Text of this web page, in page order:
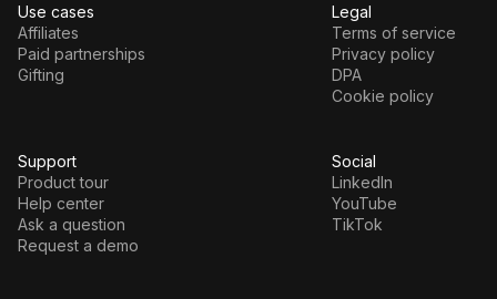
Use cases
Affiliates
Paid partnerships
Gifting
Legal
Terms of service
Privacy policy
DPA
Cookie policy
Support
Product tour
Help center
Ask a question
Request a demo
Social
LinkedIn
YouTube
TikTok